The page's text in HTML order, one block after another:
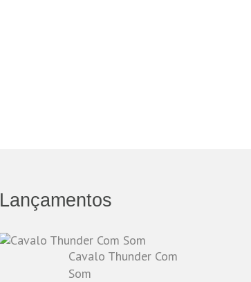
Lançamentos
Cavalo Thunder Com
Som